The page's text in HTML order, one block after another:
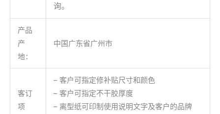
询。
产品
产
地：
中国广东省广州市
客订
项
– 客户可指定修补贴尺寸和颜色
– 客户可指定不干胶厚度
– 离型纸可印制使用说明文字及客户的品牌